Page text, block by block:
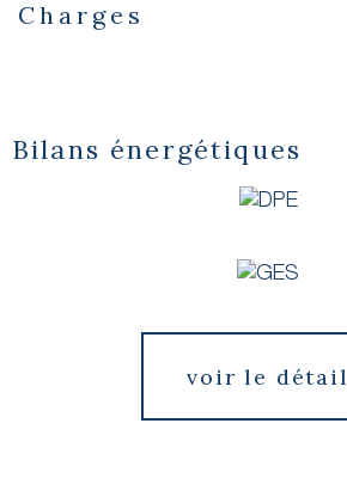
Charges
Bilans énergétiques
voir le détail